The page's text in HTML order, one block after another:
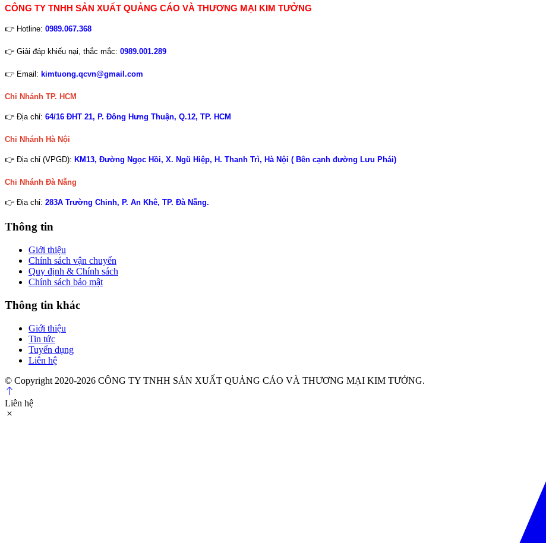
CÔNG TY TNHH SẢN XUẤT QUẢNG CÁO VÀ THƯƠNG MẠI KIM TƯỞNG
👉 Hotline: 0989.067.368
👉 Giải đáp khiếu nại, thắc mắc: 0989.001.289
👉 Email: kimtuong.qcvn@gmail.com
Chi Nhánh TP. HCM
👉 Địa chỉ: 64/16 ĐHT 21, P. Đông Hưng Thuận, Q.12, TP. HCM
Chi Nhánh Hà Nội
👉 Địa chỉ (VPGD): KM13, Đường Ngọc Hồi, X. Ngũ Hiệp, H. Thanh Trì, Hà Nội ( Bên cạnh đường Lưu Phái)
Chi Nhánh Đà Nẵng
👉 Địa chỉ: 283A Trường Chinh, P. An Khê, TP. Đà Nẵng.
Thông tin
Giới thiệu
Chính sách vận chuyển
Quy định & Chính sách
Chính sách bảo mật
Thông tin khác
Giới thiệu
Tin tức
Tuyển dụng
Liên hệ
© Copyright 2020-2026 CÔNG TY TNHH SẢN XUẤT QUẢNG CÁO VÀ THƯƠNG MẠI KIM TƯỞNG.
Liên hệ